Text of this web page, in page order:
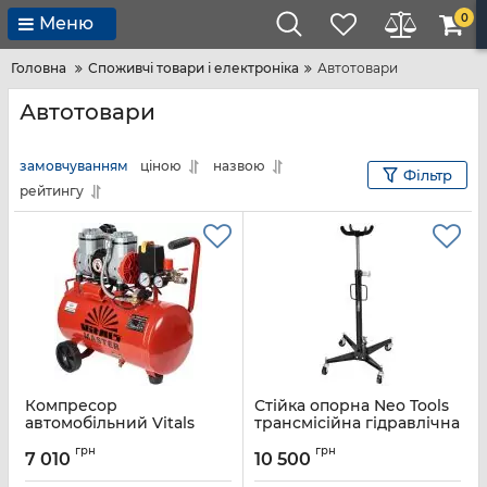
Меню 0
Головна Споживчі товари і електроніка Автотовари
Автотовари
замовчуванням ціною
назвою
рейтингу
Фільтр
Компресор
автомобільний Vitals
8a 230В 0.95кВт 8бар
7 010 грн
Стійка опорна Neo Tools
трансмісійна гідравлічна
Артикул: 11-712
10 500 грн